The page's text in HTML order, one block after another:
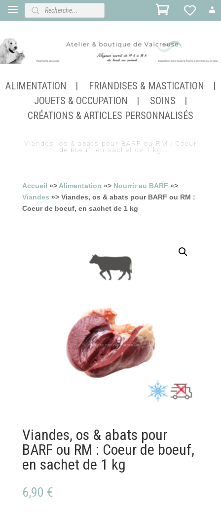
Recherche
produits
ALIMENTATION
FRIANDISES & MASTICATION
JOUETS & OCCUPATION
SOINS
CRÉATIONS & ARTICLES PERSONNALISÉS
Viandes, os & abats pour BARF ou RM : Coeur
de boeuf, en sachet de 1 kg
Accueil »> Alimentation »> Nourrir au BARF »>
Viandes »> Viandes, os & abats pour BARF ou RM :
Coeur de boeuf, en sachet de 1 kg
Viandes, os & abats pour
BARF ou RM : Coeur de boeuf,
en sachet de 1 kg
6,90 €